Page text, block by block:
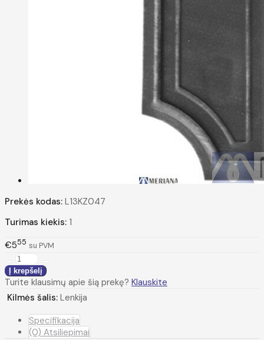
Prekės kodas: L13KZ047
Turimas kiekis: 1
€555 su PVM
Turite klausimų apie šią prekę? Klauskite
Kilmės šalis: Lenkija
Specifikacija
(0) Atsiliepimai